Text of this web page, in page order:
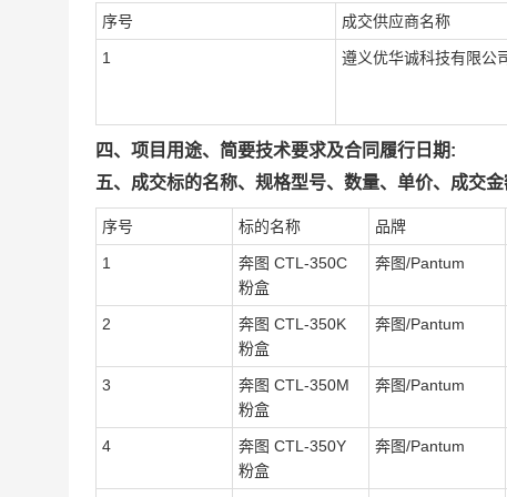
序号 成交供应商名称
1 遵义优华诚科技有限公
四、项目用途、简要技术要求及合同履行日期:
五、成交标的名称、规格型号、数量、单价、成交金
序号 标的名称 品牌
1
奔图 CTL-350C
粉盒
奔图/Pantum
2
奔图 CTL-350K
粉盒
奔图/Pantum
3
奔图 CTL-350M
粉盒
奔图/Pantum
4
奔图 CTL-350Y
粉盒
奔图/Pantum